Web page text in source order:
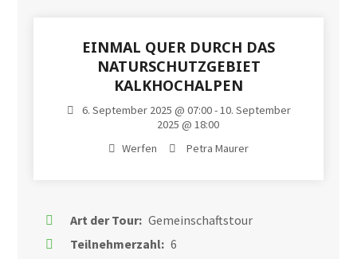
EINMAL QUER DURCH DAS
NATURSCHUTZGEBIET
KALKHOCHALPEN
6. September 2025 @ 07:00 - 10. September
2025 @ 18:00
Werfen
Petra Maurer
Art der Tour: Gemeinschaftstour
Teilnehmerzahl: 6